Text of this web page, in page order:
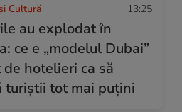
Cultură 13:25
au explodat în
ce e „modelul Dubai”
hotelieri ca să
turiștii tot mai puțini